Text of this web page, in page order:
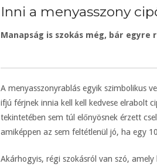
Inni a menyasszony
Manapság is szokás még, bár
A menyasszonyrablás egyik szimbolikus
ifjú férjnek innia kell kell kedvese elrabolt
tekintetében sem túl előnyösnek érzett
amiképpen az sem feltétlenül jó, ha egy
Akárhogyis, régi szokásról van szó,